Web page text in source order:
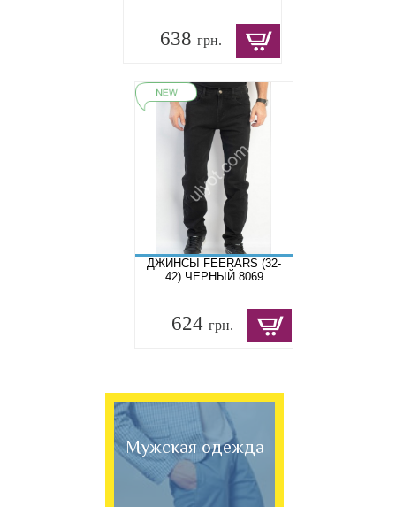
638 грн.
ДЖИНСЫ FEERARS (32-
42) ЧЕРНЫЙ 8069
624 грн.
Мужская одежда